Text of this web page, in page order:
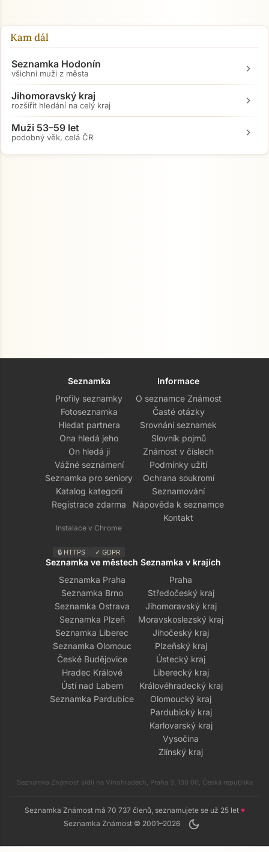
Kam dál
Seznamka Hodonín
všichni muži z města chevron_right
Jihomoravský kraj
rozšířit hledání na celý kraj chevron_right
Muži 53–59 let
podobný věk, celá ČR chevron_right
Seznamka
Profily seznamky
Fotoseznamka
Hledat partnera
Ona hledá jeho
On hledá ji
Vážné seznámení
Seznamka pro seniory
Katalog kategorií
Registrace zdarma
Instalace v Chrome
🔒 HTTPS ✓ GDPR
Informace
O seznamce Známost
Časté otázky
Srovnání seznamek
Slovník pojmů
Známost v číslech
Podmínky užití
Ochrana soukromí
Seznamování
Nápověda k seznamce
Kontakt
Seznamka ve městech
Seznamka Praha
Seznamka Brno
Seznamka Ostrava
Seznamka Plzeň
Seznamka Liberec
Seznamka Olomouc
České Budějovice
Hradec Králové
Ústí nad Labem
Seznamka Pardubice
Seznamka v krajích
Praha
Středočeský kraj
Jihomoravský kraj
Moravskoslezský kraj
Jihočeský kraj
Plzeňský kraj
Ústecký kraj
Liberecký kraj
Královéhradecký kraj
Olomoucký kraj
Pardubický kraj
Karlovarský kraj
Vysočina
Zlínský kraj
Seznamka Známost sídlí na Vinohradech, Praha 3, 130 00, Česká republika
Seznamka Známost má 70 737 členů, seznamujete se už 25 let ♥
Seznamka Známost © 2001–2026
dark_mode